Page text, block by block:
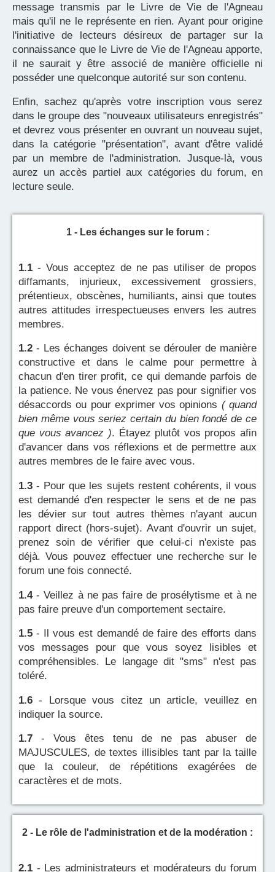
message transmis par le Livre de Vie de l'Agneau
mais qu'il ne le représente en rien. Ayant pour origine
l'initiative de lecteurs désireux de partager sur la
connaissance que le Livre de Vie de l'Agneau apporte,
il ne saurait y être associé de manière officielle ni
posséder une quelconque autorité sur son contenu.
Enfin, sachez qu'après votre inscription vous serez
dans le groupe des "nouveaux utilisateurs enregistrés"
et devrez vous présenter en ouvrant un nouveau sujet,
dans la catégorie "présentation", avant d'être validé
par un membre de l'administration. Jusque-là, vous
aurez un accès partiel aux catégories du forum, en
lecture seule.
1 - Les échanges sur le forum :
1.1 - Vous acceptez de ne pas utiliser de propos
diffamants, injurieux, excessivement grossiers,
prétentieux, obscènes, humiliants, ainsi que toutes
autres attitudes irrespectueuses envers les autres
membres.
1.2 - Les échanges doivent se dérouler de manière
constructive et dans le calme pour permettre à
chacun d'en tirer profit, ce qui demande parfois de
la patience. Ne vous énervez pas pour signifier vos
désaccords ou pour exprimer vos opinions ( quand
bien même vous seriez certain du bien fondé de ce
que vous avancez ). Étayez plutôt vos propos afin
d'avancer dans vos réflexions et de permettre aux
autres membres de le faire avec vous.
1.3 - Pour que les sujets restent cohérents, il vous
est demandé d'en respecter le sens et de ne pas
les dévier sur tout autres thèmes n'ayant aucun
rapport direct (hors-sujet). Avant d'ouvrir un sujet,
prenez soin de vérifier que celui-ci n'existe pas
déjà. Vous pouvez effectuer une recherche sur le
forum une fois connecté.
1.4- Veillez à ne pas faire de prosélytisme et à ne
pas faire preuve d'un comportement sectaire.
1.5 - Il vous est demandé de faire des efforts dans
vos messages pour que vous soyez lisibles et
compréhensibles. Le langage dit "sms" n'est pas
toléré.
1.6 - Lorsque vous citez un article, veuillez en
indiquer la source.
1.7 - Vous êtes tenu de ne pas abuser de
MAJUSCULES, de textes illisibles tant par la taille
que la couleur, de répétitions exagérées de
caractères et de mots.
2 - Le rôle de l'administration et de la modération :
2.1 - Les administrateurs et modérateurs du forum